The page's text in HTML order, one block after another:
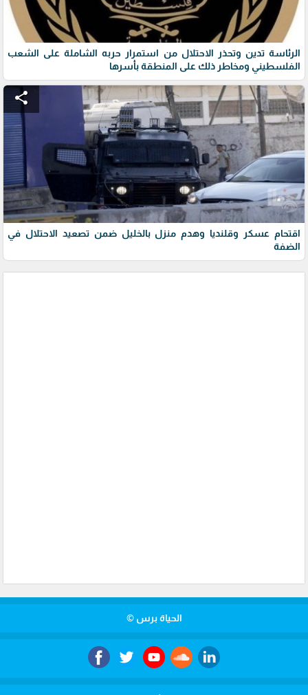
الرئاسة تدين وتحذر الاحتلال من استمرار حربه الشاملة على الشعب
الفلسطيني ومخاطر ذلك على المنطقة بأسرها
share
اقتحام عسكر وقلنديا وهدم منزل بالخليل ضمن تصعيد الاحتلال في
الضفة
الحياة برس ©